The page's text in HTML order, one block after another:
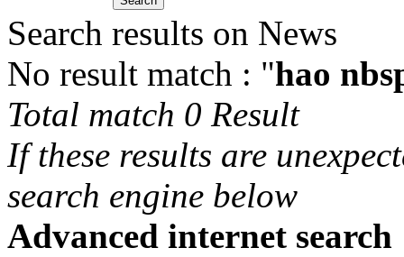
Search results on News
No result match : "hao
Total match 0 Result
If these results are
search engine below
Advanced internet search